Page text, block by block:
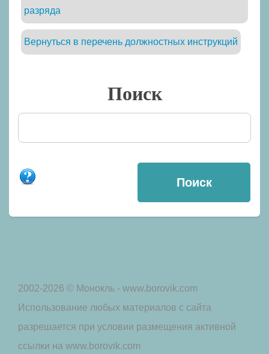
разряда
Вернуться в перечень должностных инструкций
Поиск
2002-2026 © Монокль - www.borovik.com
Использование любых материалов с сайта
разрешается при условии размещения активной
ссылки на www.borovik.com